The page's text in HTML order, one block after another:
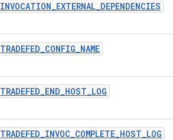
INVOCATION_EXTERNAL_DEPENDENCIES
TRADEFED_CONFIG_NAME
TRADEFED_END_HOST_LOG
TRADEFED_INVOC_COMPLETE_HOST_LOG